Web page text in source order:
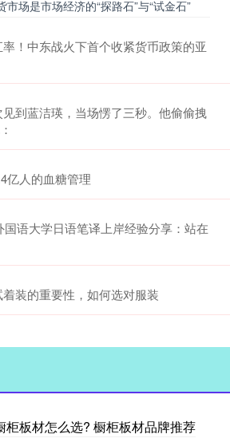
场是市场经济的“探路石”与“试金石”
！中东战火下首个收紧货币政策的亚
到蓝洁瑛，当场愣了三秒。他偷偷拽
亿人的血糖管理
国语大学日语笔译上岸经验分享：站在
装的重要性，如何选对服装
柜板材怎么选? 橱柜板材品牌推荐